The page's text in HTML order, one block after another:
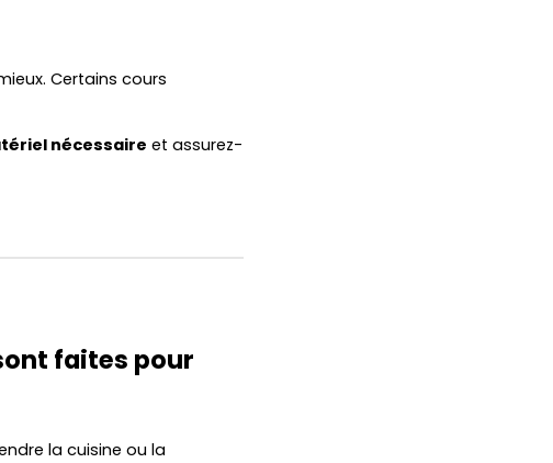
Certains cours
nécessaire et assurez-
faites pour
la cuisine ou la